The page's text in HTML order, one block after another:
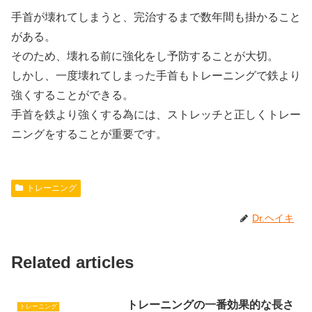
手首が壊れてしまうと、完治するまで数年間も掛かること
がある。
そのため、壊れる前に強化をし予防することが大切。
しかし、一度壊れてしまった手首もトレーニングで鉄より
強くすることができる。
手首を鉄より強くする為には、ストレッチと正しくトレー
ニングをすることが重要です。
トレーニング
Dr.ヘイキ
Related articles
トレーニング
トレーニングの一番効果的な長さ